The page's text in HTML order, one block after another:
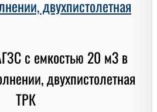
двухпистолетная